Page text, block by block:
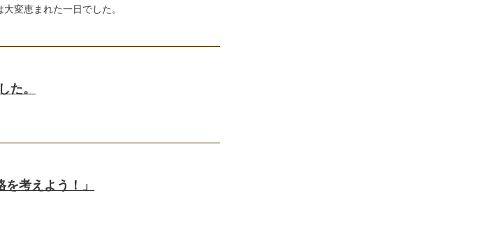
変恵まれた一日でした。
た。
考えよう！」